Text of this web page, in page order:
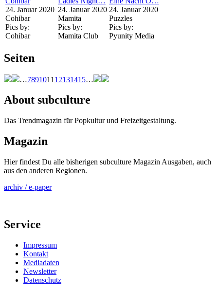
24. Januar 2020
Cohibar
Pics by:
Cohibar
24. Januar 2020
Mamita
Pics by:
Mamita Club
24. Januar 2020
Puzzles
Pics by:
Pyunity Media
Seiten
…7891011 12131415…
About subculture
Das Trendmagazin für Popkultur und Freizeitgestaltung.
Magazin
Hier findest Du alle bisherigen subculture Magazin Ausgaben, auch
aus den anderen Regionen.
archiv / e-paper
Service
Impressum
Kontakt
Mediadaten
Newsletter
Datenschutz